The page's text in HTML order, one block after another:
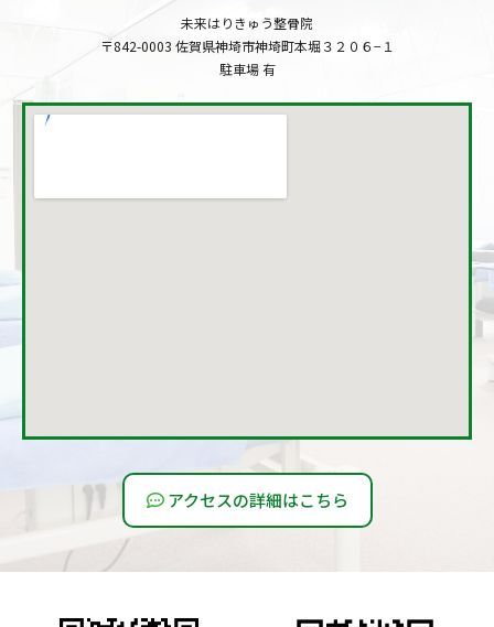
未来はりきゅう整骨院
〒842-0003 佐賀県神埼市神埼町本堀３２０６−１
駐車場 有
アクセスの詳細はこちら